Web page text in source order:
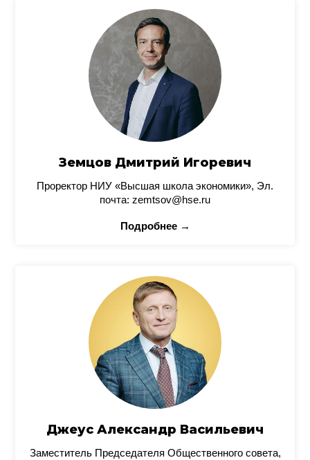
Земцов Дмитрий Игоревич
Проректор НИУ «Высшая школа экономики», Эл.
почта: zemtsov@hse.ru
Подробнее →
Джеус Александр Васильевич
Заместитель Председателя Общественного совета,